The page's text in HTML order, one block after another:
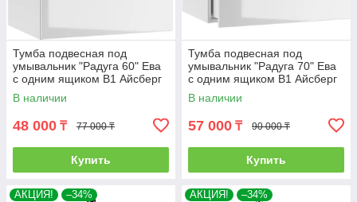
Тумба подвесная под
умывальник "Радуга 60" Ева
с одним ящиком В1 Айсберг
В наличии
48 000 ₸ 77 000 ₸
Купить
Тумба подвесная под
умывальник "Радуга 70" Ева
с одним ящиком В1 Айсберг
В наличии
57 000 ₸ 90 000 ₸
Купить
АКЦИЯ! –34% АКЦИЯ! –34%